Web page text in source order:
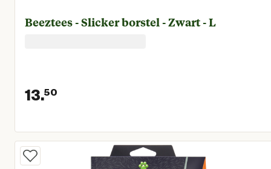
Beeztees - Slicker borstel - Zwart - L
13.50
Huidige prijs € 13,50